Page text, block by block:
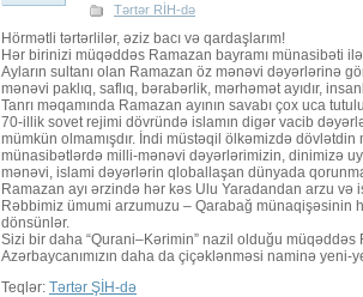
Tərtər RİH-də
Hörmətli tərtərlilər, əziz bacı və qardaşlarım!
Hər birinizi müqəddəs Ramazan bayramı münasibəti
Ayların sultanı olan Ramazan öz mənəvi dəyərlərinə
mənəvi paklıq, saflıq, bərabərlik, mərhəmət ayıdır,
Tanrı məqamında Ramazan ayının savabı çox uca
70-illik sovet rejimi dövründə islamın digər vacib
mümkün olmamışdır. İndi müstəqil ölkəmizdə
münasibətlərdə milli-mənəvi dəyərlərimizin, dinimizə
mənəvi, islami dəyərlərin qloballaşan dünyada
Ramazan ayı ərzində hər kəs Ulu Yaradandan arzu və
Rəbbimiz ümumi arzumuzu – Qarabağ münaqişəsinin
dönsünlər.
Sizi bir daha “Qurani–Kərimin” nazil olduğu müqəddəs
Azərbaycanımızın daha da çiçəklənməsi naminə yeni-
Teqlər: Tərtər ŞİH-də